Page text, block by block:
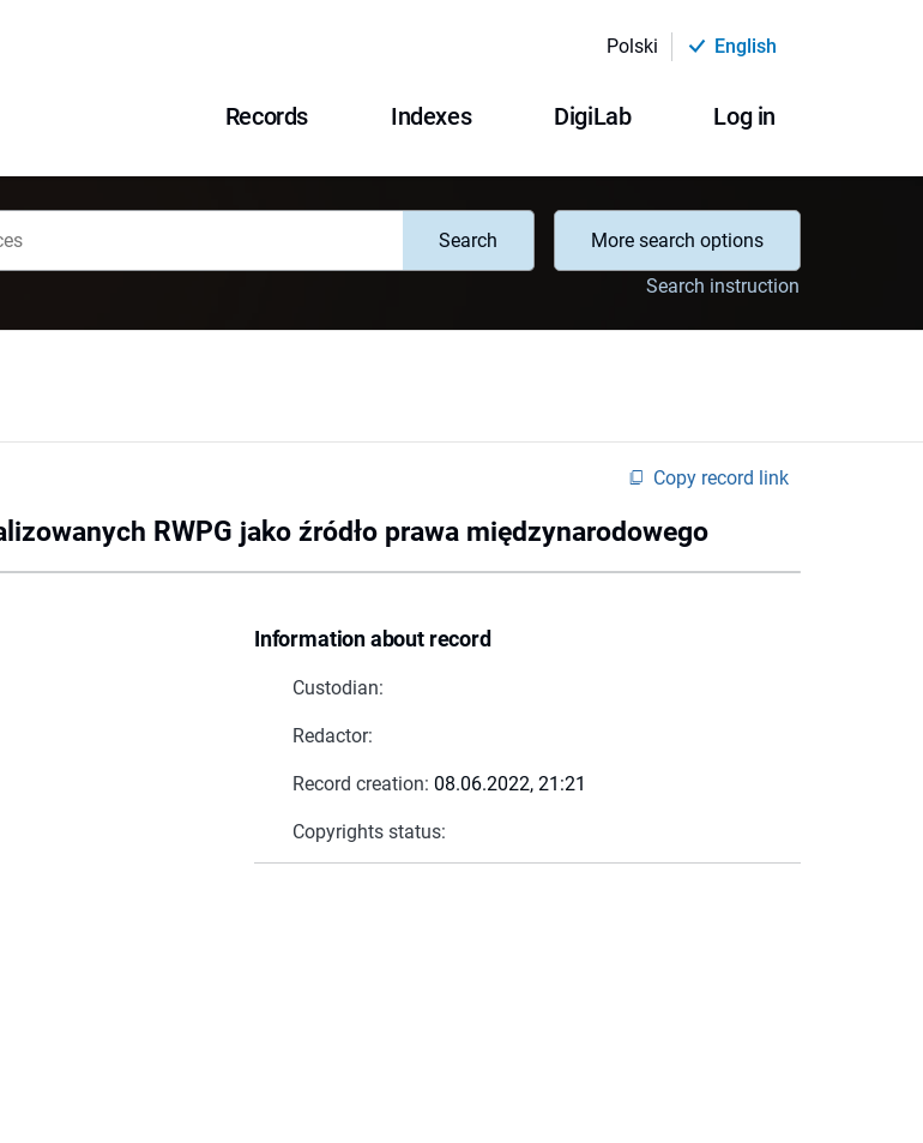
Polski English
Records Indexes DigiLab Log in
Search
More search options
Search instruction
Copy record link
RWPG jako źródło prawa międzynarodowego
Information about record
Custodian:
Redactor:
Record creation: 08.06.2022, 21:21
Copyrights status: